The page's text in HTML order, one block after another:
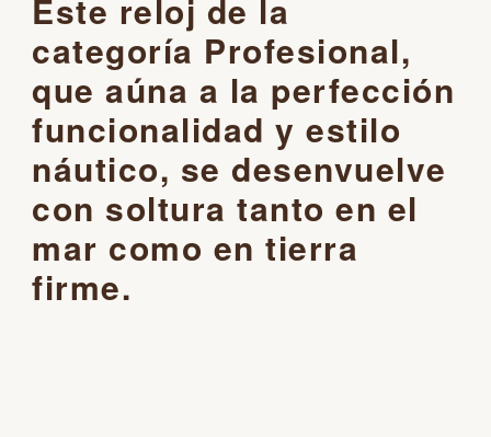
Este reloj de la
categoría Profesional,
que aúna a la perfección
funcionalidad y estilo
náutico, se desenvuelve
con soltura tanto en el
mar como en tierra
firme.